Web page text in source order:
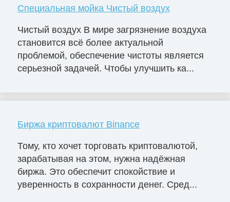
Специальная мойка Чистый воздух
Чистый воздух В мире загрязнение воздуха
становится всё более актуальной
проблемой, обеспечение чистоты является
серьезной задачей. Чтобы улучшить ка...
Биржа криптовалют Binance
Тому, кто хочет торговать криптовалютой,
зарабатывая на этом, нужна надёжная
биржа. Это обеспечит спокойствие и
уверенность в сохранности денег. Сред...